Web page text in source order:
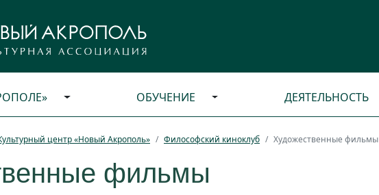
ОБУЧЕНИЕ ДЕЯТЕЛЬНОСТЬ
центр «Новый Акрополь» Философский киноклуб Художественные фильмы
фильмы